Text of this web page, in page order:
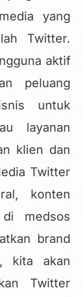
yang
Twitter.
aktif
peluang
untuk
layanan
klien dan
Twitter
konten
di medsos
brand
kita akan
Twitter